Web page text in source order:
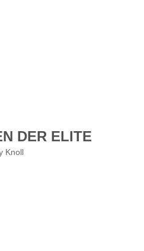
DER ELITE
Knoll